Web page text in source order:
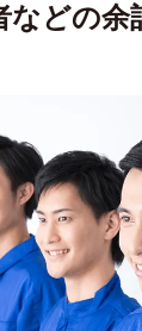
などの余